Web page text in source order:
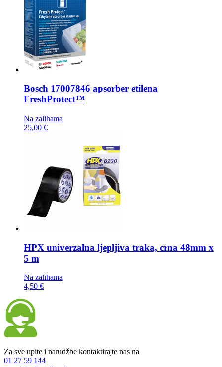
Bosch 17007846 apsorber etilena
FreshProtect™
Na zalihama
25,00 €
HPX univerzalna ljepljiva traka, crna 48mm x
5 m
Na zalihama
4,50 €
Za sve upite i narudžbe kontaktirajte nas na
01 27 59 144